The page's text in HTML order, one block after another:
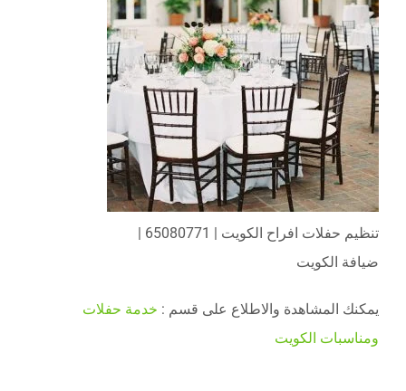
ضيافة الكويت
يمكنك المشاهدة والاطلاع على قسم : خدمة حفلات
ومناسبات الكويت